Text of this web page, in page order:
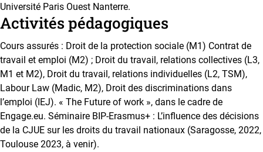
Université Paris Ouest Nanterre.
Activités pédagogiques
Cours assurés : Droit de la protection sociale (M1) Contrat de
travail et emploi (M2) ; Droit du travail, relations collectives (L3,
M1 et M2), Droit du travail, relations individuelles (L2, TSM),
Labour Law (Madic, M2), Droit des discriminations dans
l’emploi (IEJ). « The Future of work », dans le cadre de
Engage.eu. Séminaire BIP-Erasmus+ : L’influence des décisions
de la CJUE sur les droits du travail nationaux (Saragosse, 2022,
Toulouse 2023, à venir).